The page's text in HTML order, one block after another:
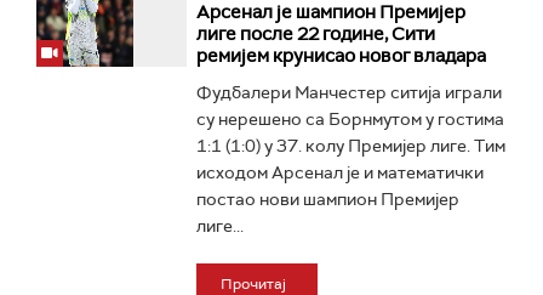
Арсенал је шампион Премијер
лиге после 22 године, Сити
ремијем крунисао новог владара
Фудбалери Манчестер ситија играли
су нерешено са Борнмутом у гостима
1:1 (1:0) у 37. колу Премијер лиге. Тим
исходом Арсенал је и математички
постао нови шампион Премијер
лиге...
Прочитај